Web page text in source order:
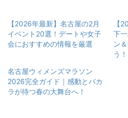
【2026年最新】名古屋の2月
イベント20選！デートや女子
会におすすめの情報を厳選
【
下
ン
う！
名古屋ウィメンズマラソン
2026完全ガイド｜感動とバカ
ラが待つ春の大舞台へ！